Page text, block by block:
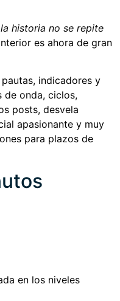
la historia no se repite
es ahora de gran
indicadores y
de onda, ciclos,
posts, desvela
apasionante y muy
para plazos de
en los niveles